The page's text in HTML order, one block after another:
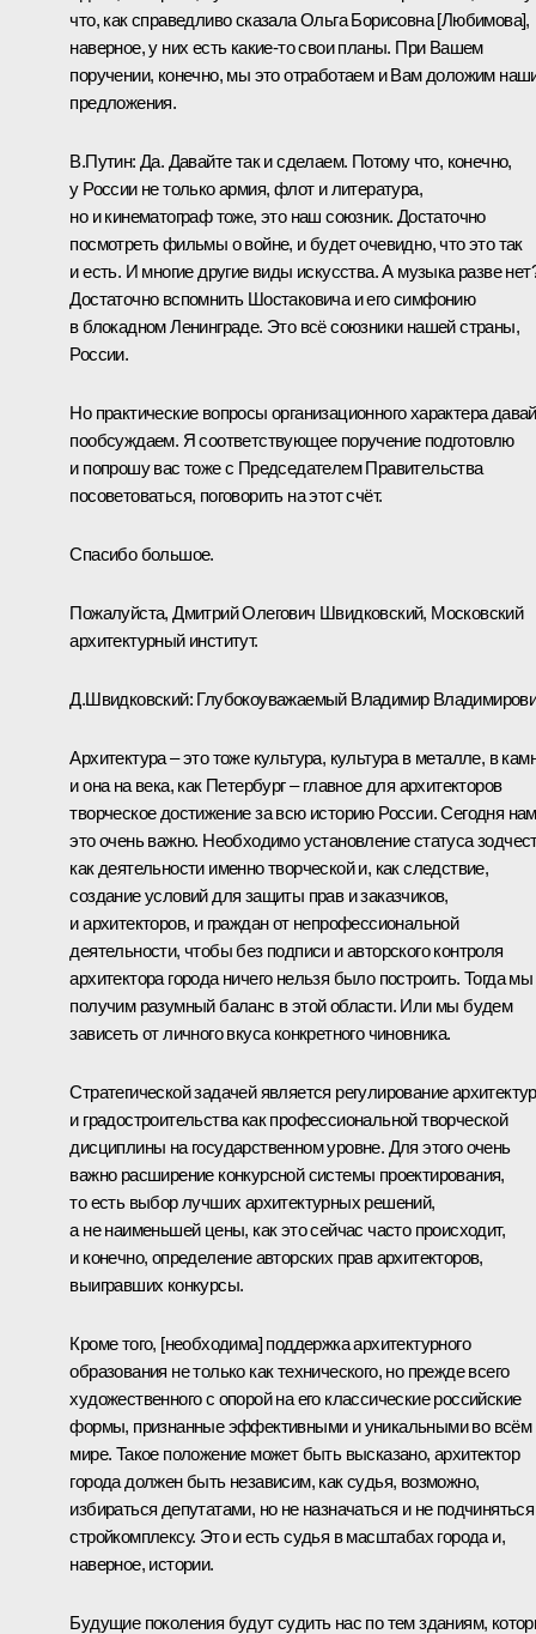
что, как справедливо сказала Ольга Борисовна [Любимова],
наверное, у них есть какие-то свои планы. При Вашем
поручении, конечно, мы это отработаем и Вам доложим
предложения.
В.Путин: Да. Давайте так и сделаем. Потому что, конечно,
у России не только армия, флот и литература,
но и кинематограф тоже, это наш союзник. Достаточно
посмотреть фильмы о войне, и будет очевидно, что это так
и есть. И многие другие виды искусства. А музыка разве
Достаточно вспомнить Шостаковича и его симфонию
в блокадном Ленинграде. Это всё союзники нашей страны,
России.
Но практические вопросы организационного характера
пообсуждаем. Я соответствующее поручение подготовлю
и попрошу вас тоже с Председателем Правительства
посоветоваться, поговорить на этот счёт.
Спасибо большое.
Пожалуйста, Дмитрий Олегович Швидковский, Московский
архитектурный институт.
Д.Швидковский: Глубокоуважаемый Владимир
Архитектура – это тоже культура, культура в металле, в
и она на века, как Петербург – главное для архитекторов
творческое достижение за всю историю России. Сегодня нам
это очень важно. Необходимо установление статуса
как деятельности именно творческой и, как следствие,
создание условий для защиты прав и заказчиков,
и архитекторов, и граждан от непрофессиональной
деятельности, чтобы без подписи и авторского контроля
архитектора города ничего нельзя было построить. Тогда мы
получим разумный баланс в этой области. Или мы будем
зависеть от личного вкуса конкретного чиновника.
Стратегической задачей является регулирование
и градостроительства как профессиональной творческой
дисциплины на государственном уровне. Для этого очень
важно расширение конкурсной системы проектирования,
то есть выбор лучших архитектурных решений,
а не наименьшей цены, как это сейчас часто происходит,
и конечно, определение авторских прав архитекторов,
выигравших конкурсы.
Кроме того, [необходима] поддержка архитектурного
образования не только как технического, но прежде всего
художественного с опорой на его классические российские
формы, признанные эффективными и уникальными во всём
мире. Такое положение может быть высказано, архитектор
города должен быть независим, как судья, возможно,
избираться депутатами, но не назначаться и не подчиняться
стройкомплексу. Это и есть судья в масштабах города и,
наверное, истории.
Будущие поколения будут судить нас по тем зданиям,